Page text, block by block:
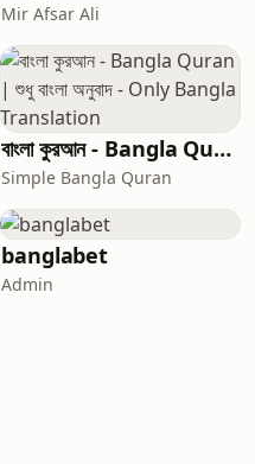
Mir Afsar Ali
বাংলা কুরআন - Bangla Quran | শুধু বাংলা অনুবাদ - Only Bangla Translation
Simple Bangla Quran
banglabet
Admin